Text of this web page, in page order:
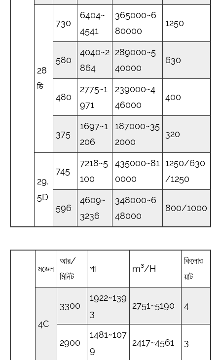
28
ডি
730
6404~
4541
365000~6
80000
1250
580
4040~2
864
289000~5
40000
630
480
2775~1
971
239000~4
46000
400
375
1697~1
206
187000~35
2000
320
29.
5D
745
7218~5
100
435000~81
0000
1250/630
/1250
596
4609~
3236
348000~6
48000
800/1000
মডেল
আর/
মিনিট
পা m³/H
কিলোও
য়াট
4C
3300
1922~139
3
2751~5190 4
2900
1481~107
9
2417~4561 3